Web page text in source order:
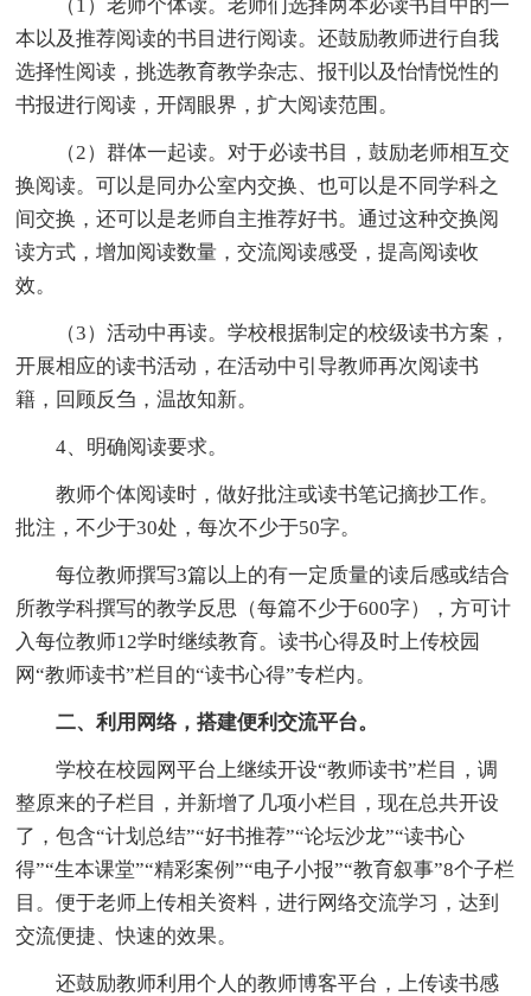
（1）老师个体读。老师们选择两本必读书目中的一
本以及推荐阅读的书目进行阅读。还鼓励教师进行自我
选择性阅读，挑选教育教学杂志、报刊以及怡情悦性的
书报进行阅读，开阔眼界，扩大阅读范围。
（2）群体一起读。对于必读书目，鼓励老师相互交
换阅读。可以是同办公室内交换、也可以是不同学科之
间交换，还可以是老师自主推荐好书。通过这种交换阅
读方式，增加阅读数量，交流阅读感受，提高阅读收
效。
（3）活动中再读。学校根据制定的校级读书方案，
开展相应的读书活动，在活动中引导教师再次阅读书
籍，回顾反刍，温故知新。
4、明确阅读要求。
教师个体阅读时，做好批注或读书笔记摘抄工作。
批注，不少于30处，每次不少于50字。
每位教师撰写3篇以上的有一定质量的读后感或结合
所教学科撰写的教学反思（每篇不少于600字），方可计
入每位教师12学时继续教育。读书心得及时上传校园
网“教师读书”栏目的“读书心得”专栏内。
二、利用网络，搭建便利交流平台。
学校在校园网平台上继续开设“教师读书”栏目，调
整原来的子栏目，并新增了几项小栏目，现在总共开设
了，包含“计划总结”“好书推荐”“论坛沙龙”“读书心
得”“生本课堂”“精彩案例”“电子小报”“教育叙事”8个子栏
目。便于老师上传相关资料，进行网络交流学习，达到
交流便捷、快速的效果。
还鼓励教师利用个人的教师博客平台，上传读书感